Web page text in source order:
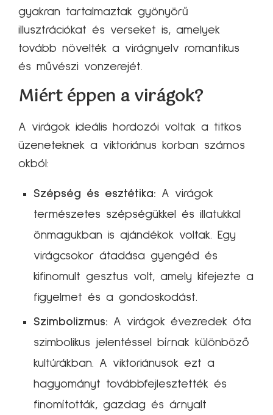
gyakran tartalmaztak gyönyörű
illusztrációkat és verseket is, amelyek
tovább növelték a virágnyelv romantikus
és művészi vonzerejét.
Miért éppen a virágok?
A virágok ideális hordozói voltak a titkos
üzeneteknek a viktoriánus korban számos
okból:
Szépség és esztétika: A virágok
természetes szépségükkel és illatukkal
önmagukban is ajándékok voltak. Egy
virágcsokor átadása gyengéd és
kifinomult gesztus volt, amely kifejezte a
figyelmet és a gondoskodást.
Szimbolizmus: A virágok évezredek óta
szimbolikus jelentéssel bírnak különböző
kultúrákban. A viktoriánusok ezt a
hagyományt továbbfejlesztették és
finomították, gazdag és árnyalt